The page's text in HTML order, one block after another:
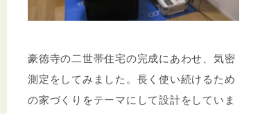
豪徳寺の二世帯住宅の完成にあわせ、気密
測定をしてみました。長く使い続けるため
の家づくりをテーマにして設計をしていま